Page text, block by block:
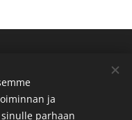
ja
parhaan